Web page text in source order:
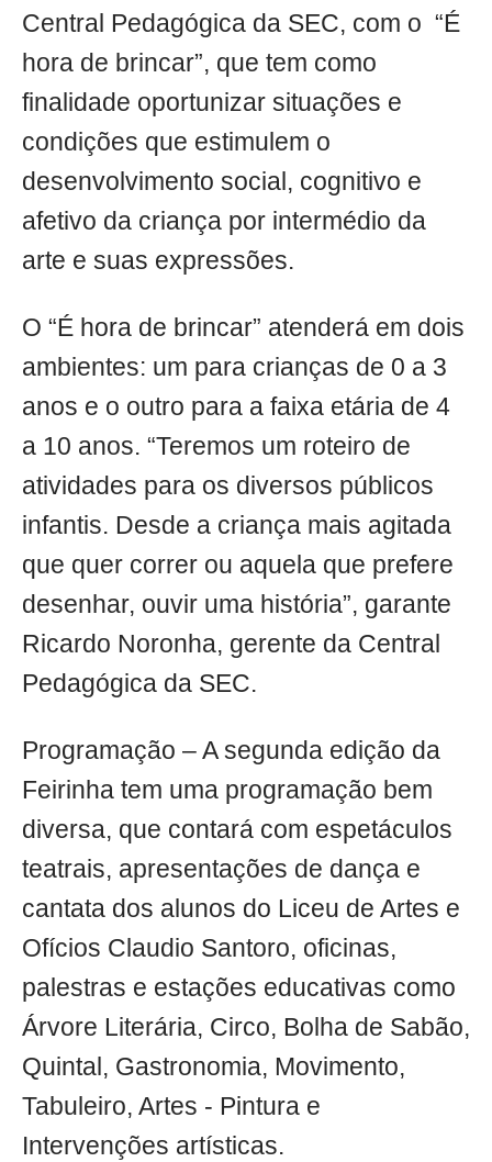
Central Pedagógica da SEC, com o “É
hora de brincar”, que tem como
finalidade oportunizar situações e
condições que estimulem o
desenvolvimento social, cognitivo e
afetivo da criança por intermédio da
arte e suas expressões.
O “É hora de brincar” atenderá em dois
ambientes: um para crianças de 0 a 3
anos e o outro para a faixa etária de 4
a 10 anos. “Teremos um roteiro de
atividades para os diversos públicos
infantis. Desde a criança mais agitada
que quer correr ou aquela que prefere
desenhar, ouvir uma história”, garante
Ricardo Noronha, gerente da Central
Pedagógica da SEC.
Programação – A segunda edição da
Feirinha tem uma programação bem
diversa, que contará com espetáculos
teatrais, apresentações de dança e
cantata dos alunos do Liceu de Artes e
Ofícios Claudio Santoro, oficinas,
palestras e estações educativas como
Árvore Literária, Circo, Bolha de Sabão,
Quintal, Gastronomia, Movimento,
Tabuleiro, Artes - Pintura e
Intervenções artísticas.